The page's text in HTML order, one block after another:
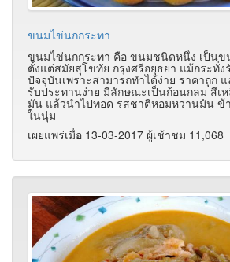
ขนมไข่นกกระทา
ขนมไข่นกกระทา คือ ขนมชนิดหนึ่ง เป็นข
ตั้งแต่สมัยสุโขทัย กรุงศรีอยุธยา แม้กระทั่
ปัจจุบันเพราะสามารถทำได้ง่าย ราคาถูก
รับประทานง่าย มีลักษณะเป็นก้อนกลม สีเ
มัน แล้วนำไปทอด รสชาติหอมหวานมัน ข้
ในนุ่ม
เผยแพร่เมื่อ 13-03-2017 ผู้เช้าชม 11,068